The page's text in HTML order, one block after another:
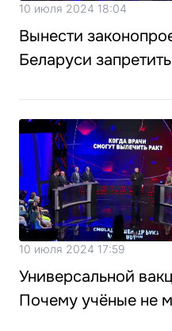
10 июля 2024 18:04
Вынести
Беларуси
10 июля 2024 17:59
Универсальной
Почему учёные не